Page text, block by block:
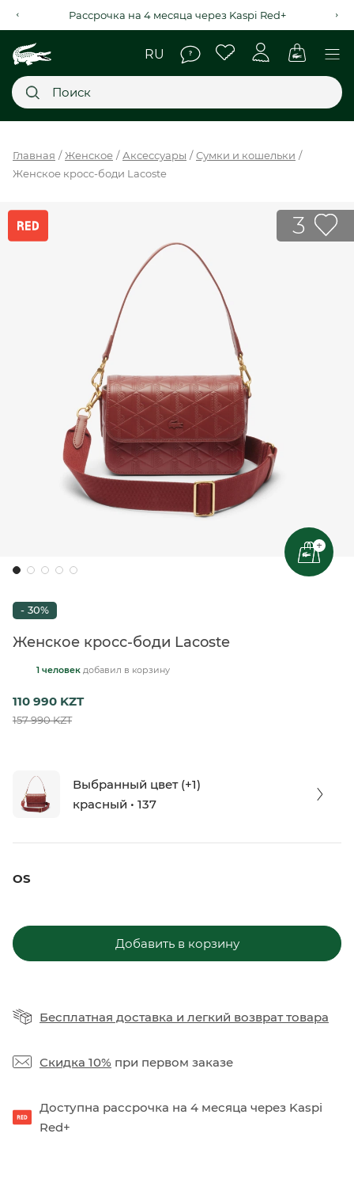
Рассрочка на 4 месяца через Kaspi Red+
НОВИНКИ
SALE
ЖЕНСКОЕ
МЫ LACOSTE
Главная Женское Аксессуары
Сумки и кошельки
Женское кросс-боди Lacoste
3
+
- 30%
Женское кросс-боди Lacoste
1 человек добавил в корзину
110 990 KZT
157 990 KZT
Выбранный цвет (+1)
красный • 137
OS
Добавить в корзину
Бесплатная доставка и легкий возврат товара
Скидка 10% при первом заказе
Доступна рассрочка на 4 месяца через Kaspi
Red+